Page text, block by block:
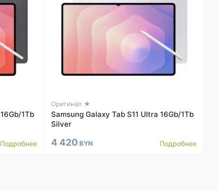
1Tb
Подробнее
Оригинал ★
Samsung Galaxy Tab S11 Ultra 16Gb/1Tb
Silver
4 420 BYN Подробнее